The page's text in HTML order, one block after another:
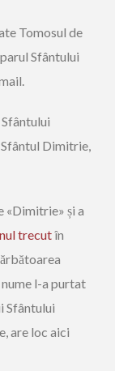
Tomosul de
Sfântului
Dimitrie,
«Dimitrie» și a
trecutîn
l-a purtat
Sfântului
are loc aici